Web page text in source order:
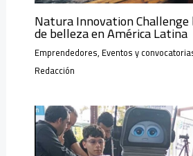
Natura Innovation
de belleza en América Latina
Emprendedores, Eventos y
Redacción